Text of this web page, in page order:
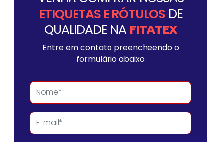
ETIQUETAS E RÓTULOSDE
QUALIDADE NA FITATEX
Entre em contato preencheendo o
formulário abaixo